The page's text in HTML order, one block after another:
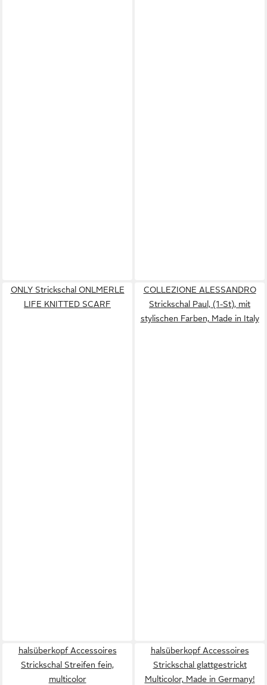
ONLY Strickschal ONLMERLE
LIFE KNITTED SCARF
COLLEZIONE ALESSANDRO
Strickschal Paul, (1-St), mit
stylischen Farben, Made in Italy
halsüberkopf Accessoires
Strickschal Streifen fein,
multicolor
halsüberkopf Accessoires
Strickschal glattgestrickt
Multicolor, Made in Germany!